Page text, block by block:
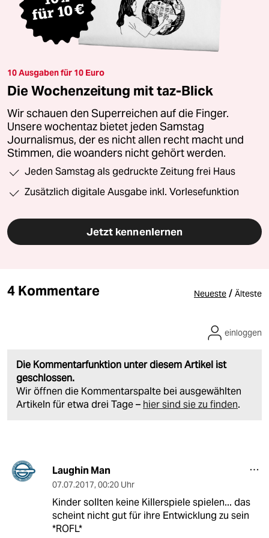
10 Ausgaben für 10 Euro
Die Wochenzeitung mit taz-Blick
Wir schauen den Superreichen auf die Finger.
Unsere wochentaz bietet jeden Samstag
Journalismus, der es nicht allen recht macht und
Stimmen, die woanders nicht gehört werden.
Jeden Samstag als gedruckte Zeitung frei Haus
Zusätzlich digitale Ausgabe inkl. Vorlesefunktion
Jetzt kennenlernen
4 Kommentare Neueste / Älteste
Die Kommentarfunktion unter diesem Artikel ist
geschlossen.
Wir öffnen die Kommentarspalte bei ausgewählten
Artikeln für etwa drei Tage – hier sind sie zu finden.
einloggen
Laughin Man
07.07.2017, 00:20 Uhr
Kinder sollten keine Killerspiele spielen... das
scheint nicht gut für ihre Entwicklung zu sein
*ROFL*